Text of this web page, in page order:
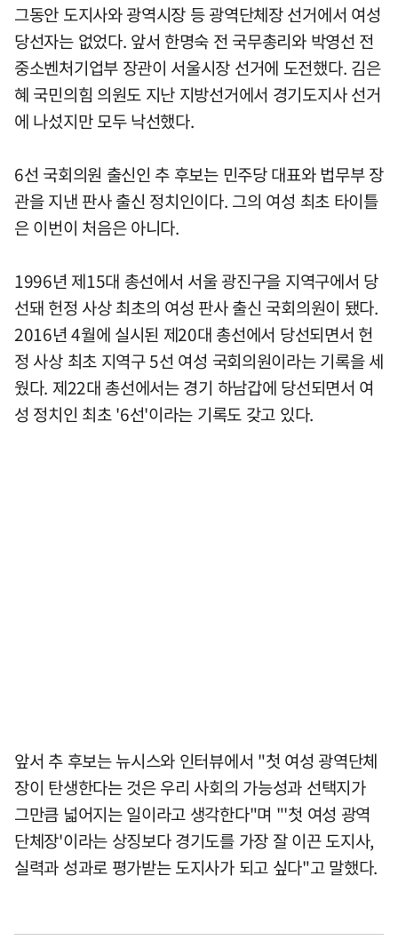
그동안 도지사와 광역시장 등 광역단체장 선거에서 여성
당선자는 없었다. 앞서 한명숙 전 국무총리와 박영선 전
중소벤처기업부 장관이 서울시장 선거에 도전했다. 김은
혜 국민의힘 의원도 지난 지방선거에서 경기도지사 선거
에 나섰지만 모두 낙선했다.
6선 국회의원 출신인 추 후보는 민주당 대표와 법무부 장
관을 지낸 판사 출신 정치인이다. 그의 여성 최초 타이틀
은 이번이 처음은 아니다.
1996년 제15대 총선에서 서울 광진구을 지역구에서 당
선돼 헌정 사상 최초의 여성 판사 출신 국회의원이 됐다.
2016년 4월에 실시된 제20대 총선에서 당선되면서 헌
정 사상 최초 지역구 5선 여성 국회의원이라는 기록을 세
웠다. 제22대 총선에서는 경기 하남갑에 당선되면서 여
성 정치인 최초 '6선'이라는 기록도 갖고 있다.
앞서 추 후보는 뉴시스와 인터뷰에서 "첫 여성 광역단체
장이 탄생한다는 것은 우리 사회의 가능성과 선택지가
그만큼 넓어지는 일이라고 생각한다"며 "'첫 여성 광역
단체장'이라는 상징보다 경기도를 가장 잘 이끈 도지사,
실력과 성과로 평가받는 도지사가 되고 싶다"고 말했다.